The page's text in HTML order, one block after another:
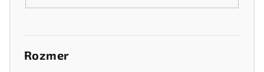
Rozmer